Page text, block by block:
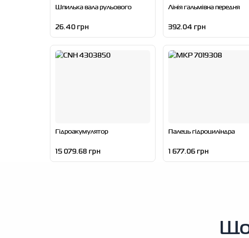
Шпилька вала рульового
26.40 грн
Лінія гальмівна передня
392.04 грн
Гідроакумулятор
15 079.68 грн
Палець гідроциліндра
1 677.06 грн
Що